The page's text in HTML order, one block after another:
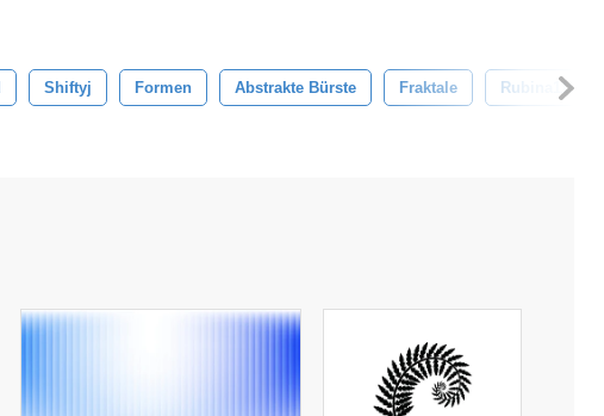
Shiftyj Formen Abstrakte Bürste Fraktale Rubina119